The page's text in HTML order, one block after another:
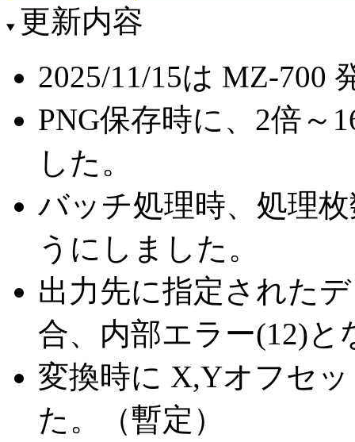
更新内容
2025/11/15は MZ-700
PNG保存時に、2倍～
した。
バッチ処理時、処理
うにしました。
出力先に指定された
合、内部エラー(12)
変換時に X,Yオフセ
た。（暫定）